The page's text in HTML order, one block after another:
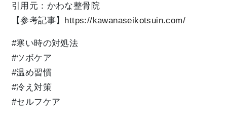
引用元：かわな整骨院
【参考記事】 https://kawanaseikotsuin.com/
#寒い時の対処法
#ツボケア
#温め習慣
#冷え対策
#セルフケア